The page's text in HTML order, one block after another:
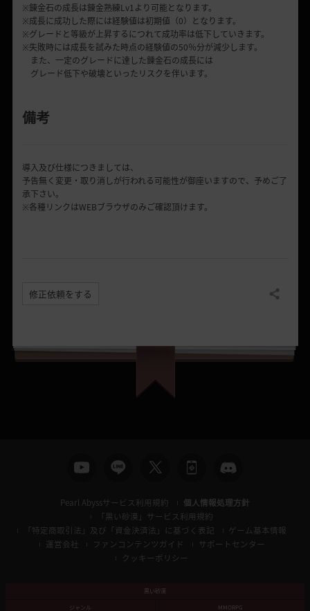
※錬金石の成長は錬金熟練Lv1より可能となります。
※成長に成功した際には経験値は初期値（0）となります。
※グレードと等級が上昇するにつれて成功率は低下していきます。
※失敗時には成長を試みた時点の経験値の50％分が減少します。
また、一定のグレードに達した錬金石の成長には
グレード低下や破壊といったリスクを伴います。
備考
導入及び仕様につきましては、
予告無く変更・取り消しが行われる可能性が御座いますので、予めご了
承下さい。
※各種リンクはWEBブラウザのみご確認頂けます。
修正依頼をする 共有する
Pearl Abyssサービス利用規約
個人情報処理方針
「黒い砂漠」サービス利用規約
「特定商取引法」及び「資金決済法」に基づく表記
ゲーム基本情報
運営会社
ファンコンテンツガイド
サポートセンター
クッキーポリシー
黒い砂漠
ジャンル
MMORPG